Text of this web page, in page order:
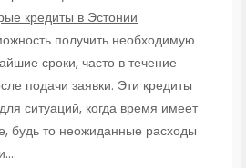
кредиты в Эстонии
получить необходимую
сроки, часто в течение
подачи заявки. Эти кредиты
ситуаций, когда время имеет
будь то неожиданные расходы